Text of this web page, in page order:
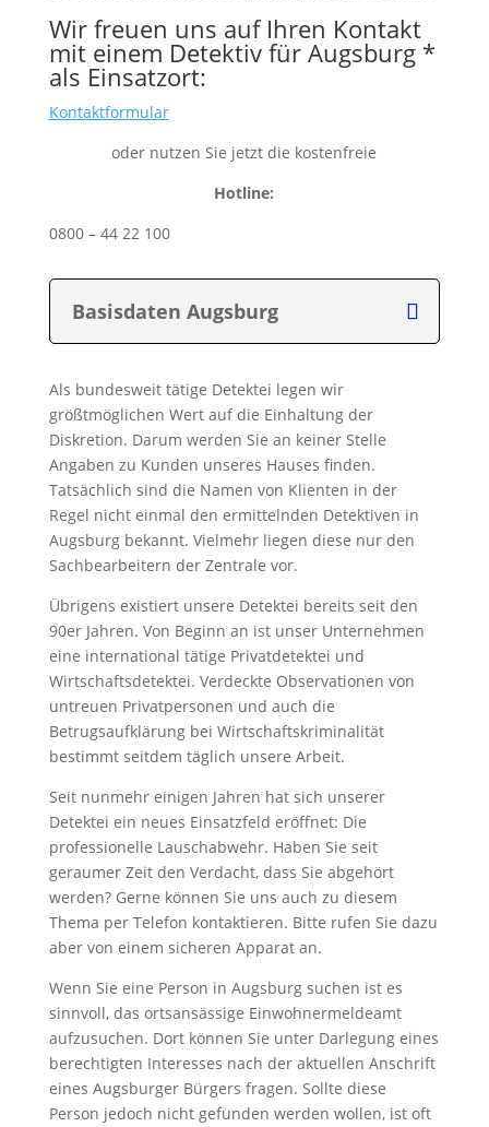
Wir freuen uns auf Ihren Kontakt
mit einem Detektiv für Augsburg *
als Einsatzort:
Kontaktformular
oder nutzen Sie jetzt die kostenfreie
Hotline:
0800 – 44 22 100
Basisdaten Augsburg
Als bundesweit tätige Detektei legen wir
größtmöglichen Wert auf die Einhaltung der
Diskretion. Darum werden Sie an keiner Stelle
Angaben zu Kunden unseres Hauses finden.
Tatsächlich sind die Namen von Klienten in der
Regel nicht einmal den ermittelnden Detektiven in
Augsburg bekannt. Vielmehr liegen diese nur den
Sachbearbeitern der Zentrale vor.
Übrigens existiert unsere Detektei bereits seit den
90er Jahren. Von Beginn an ist unser Unternehmen
eine international tätige Privatdetektei und
Wirtschaftsdetektei. Verdeckte Observationen von
untreuen Privatpersonen und auch die
Betrugsaufklärung bei Wirtschaftskriminalität
bestimmt seitdem täglich unsere Arbeit.
Seit nunmehr einigen Jahren hat sich unserer
Detektei ein neues Einsatzfeld eröffnet: Die
professionelle Lauschabwehr. Haben Sie seit
geraumer Zeit den Verdacht, dass Sie abgehört
werden? Gerne können Sie uns auch zu diesem
Thema per Telefon kontaktieren. Bitte rufen Sie dazu
aber von einem sicheren Apparat an.
Wenn Sie eine Person in Augsburg suchen ist es
sinnvoll, das ortsansässige Einwohnermeldeamt
aufzusuchen. Dort können Sie unter Darlegung eines
berechtigten Interesses nach der aktuellen Anschrift
eines Augsburger Bürgers fragen. Sollte diese
Person jedoch nicht gefunden werden wollen, ist oft